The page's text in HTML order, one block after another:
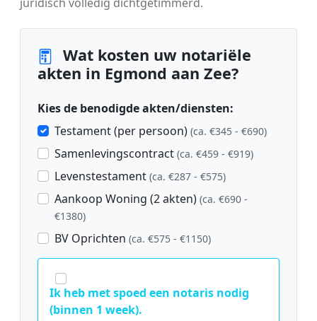
Wat kosten uw notariële
akten in Egmond aan Zee?
Kies de benodigde akten/diensten:
Testament (per persoon) (ca. €345 - €690)
Samenlevingscontract (ca. €459 - €919)
Levenstestament (ca. €287 - €575)
Aankoop Woning (2 akten) (ca. €690 -
€1380)
BV Oprichten (ca. €575 - €1150)
Ik heb met spoed een notaris nodig
(binnen 1 week).